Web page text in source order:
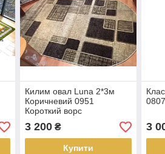
Килим овал Luna 2*3м
Коричневий 0951
Короткий ворс
3 200₴
Купити
3